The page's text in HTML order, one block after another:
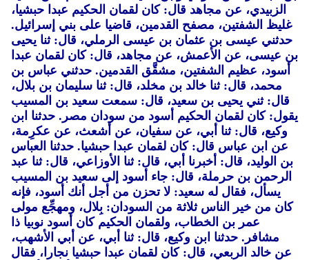
الزبيدي، عن مجاهد قال: كان لقمان الحكيم عبدا حبشيا،
غليظ الشفتين، مصفح القدمين، قاضيا على بني إسرائيل.
حدثني عيسى بن عثمان بن عيسى الرملي، قال: ثنا يحيى
بن عيسى، عن الأعمش، عن مجاهد، قال: كان لقمان عبدا
أسود، عظيم الشفتين، مشقَّق القدمين. حدثني عباس بن
محمد، قال: ثنا خالد بن مخلد، قال: ثنا سليمان بن بلال،
قال: ثني يحيى بن سعيد، قال: سمعت سعيد بن المسيب
يقول: كان لقمان الحكيم أسود من سودان مصر. حدثنا ابن
وكيع، قال: ثنا أبي، عن سفيان، عن أشعث، عن عكرِمة،
عن ابن عباس قال: كان لقمان عبدا حبشيا. حدثنا العباس
بن الوليد، قال: أخبرنا أبي، قال: ثنا الأوزاعي، قال: ثنا عبد
الرحمن بن حرملة، قال: جاء أسود إلى سعيد بن المسيب
يسأل، فقال له سعيد: لا تحزن من أجل أنك أسود، فإنه
كان من خير الناس ثلاثة من السودان: بِلال، ومهجِّع مولى
عمر بن الخطاب، ولقمان الحكيم كان أسود نوبيا ذا
مشافر. حدثنا ابن وكيع، قال: ثنا أبي، عن أبي الأشهب،
عن خالد الربعي، قال: كان لقمان عبدا حبشيا نجارا، فقال